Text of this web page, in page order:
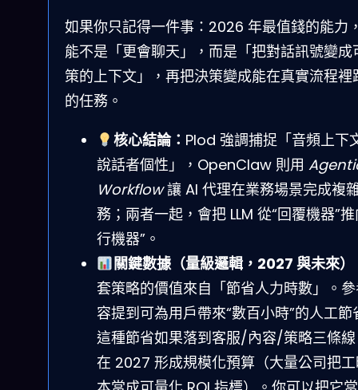
如果你只記得一件事：2026 年最值錢的能力
能不是「更會聊天」，而是「把對話訊號變成
策的上下文」，再把決策變成能在真實流程裡
的任務。
核心結論： Plod 強調捕捉「音頻上下
說話者個性」，OpenClaw 則用
Workflow讓 AI 代理在業務場景完成複
務；兩者一起，會把 LLM 從“回覆機器”推
行機器”。
關鍵數據（量級邏輯，2027 與未來）
套策略的價值來自「節省人力時數」。
容提到可為用戶帶來“數百小時”的人工節
這種節省如果落到客服/內容/策略三條
在 2027 形成規模化預算（大量公司把